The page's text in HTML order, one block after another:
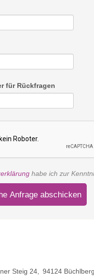
für Rückfragen
habe ich zur
Anfrage abschicken
Steig 24 94124 Büchlberg